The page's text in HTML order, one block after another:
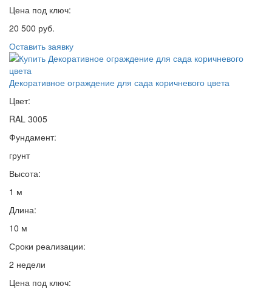
Цена под ключ:
20 500 руб.
Оставить заявку
Декоративное ограждение для сада коричневого цвета
Цвет:
RAL 3005
Фундамент:
грунт
Высота:
1 м
Длина:
10 м
Сроки реализации:
2 недели
Цена под ключ: